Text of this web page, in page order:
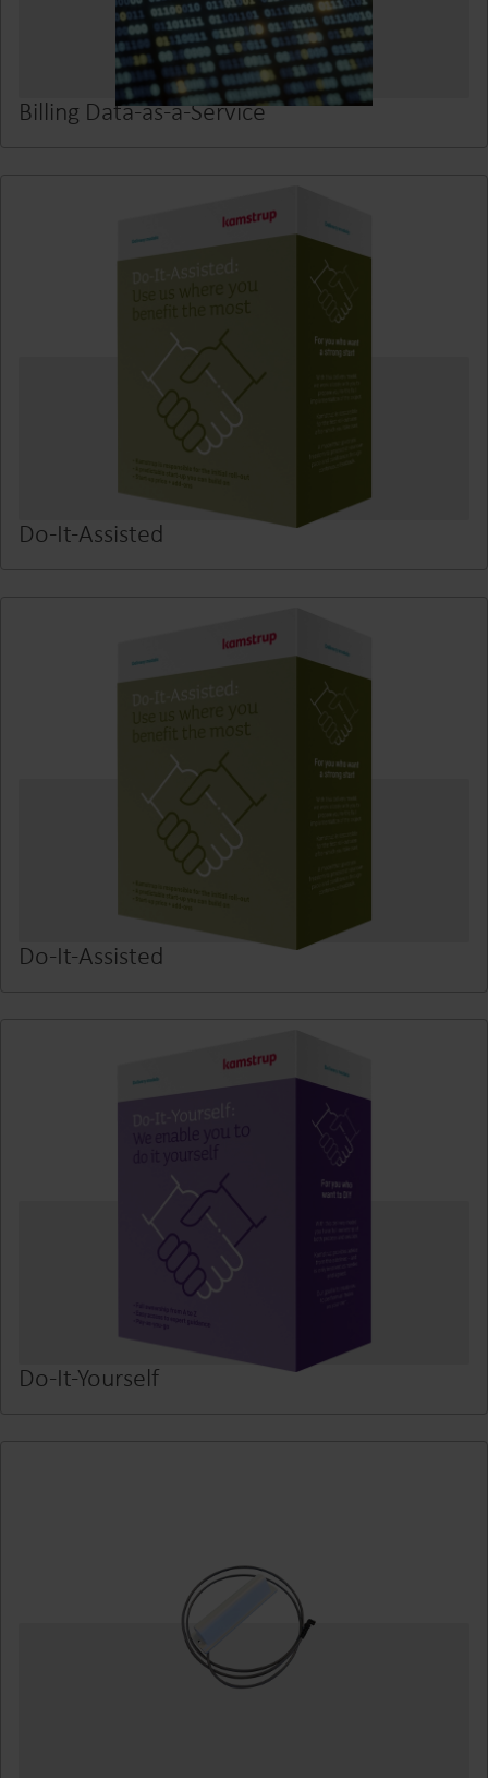
Billing Data-as-a-Service
Do-It-Assisted
Do-It-Assisted
Do-It-Yourself